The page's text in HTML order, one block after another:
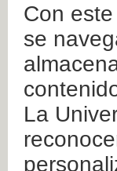
Con
se
La